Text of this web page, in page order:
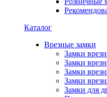
Каталог
Врезные замки
Замки
Замки
Замки
Замки
Замки для